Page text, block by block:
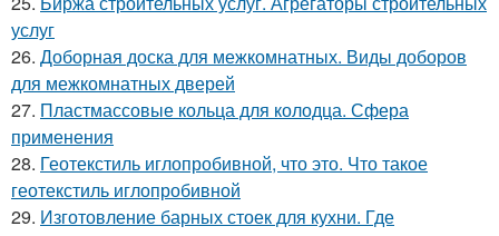
услуг
26. Доборная доска для межкомнатных. Виды доборов
для межкомнатных дверей
27. Пластмассовые кольца для колодца. Сфера
применения
28. Геотекстиль иглопробивной, что это. Что такое
геотекстиль иглопробивной
29. Изготовление барных стоек для кухни. Где